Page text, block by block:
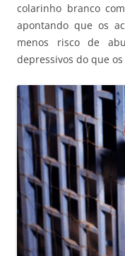
colarinho branco
apontando que os
menos risco de
depressivos do que